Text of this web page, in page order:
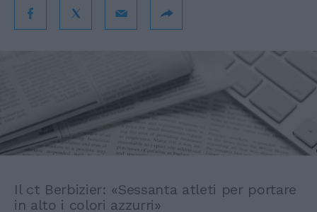
Il ct Berbizier: «Sessanta atleti per portare
in alto i colori azzurri»